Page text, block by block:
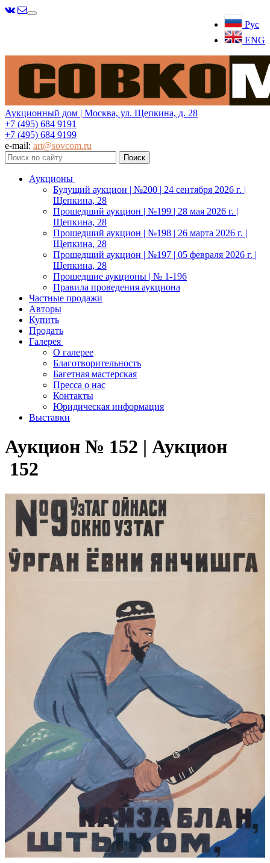
Рус
ENG
Меню
Аукционный дом | Москва, ул. Щепкина, д. 28
+7 (495) 684 9191
+7 (495) 684 9199
e-mail: art@sovcom.ru
Аукционы
Будущий аукцион | №200 | 24 сентября 2026 г. |
Щепкина, 28
Прошедший аукцион | №199 | 28 мая 2026 г. |
Щепкина, 28
Прошедший аукцион | №198 | 26 марта 2026 г. |
Щепкина, 28
Прошедший аукцион | №197 | 05 февраля 2026 г. |
Щепкина, 28
Прошедшие аукционы | № 1-196
Правила проведения аукциона
Частные продажи
Авторы
Купить
Продать
Галерея
О галерее
Благотворительность
Багетная мастерская
Пресса о нас
Контакты
Юридическая информация
Выставки
Аукцион № 152 | Аукцион
152